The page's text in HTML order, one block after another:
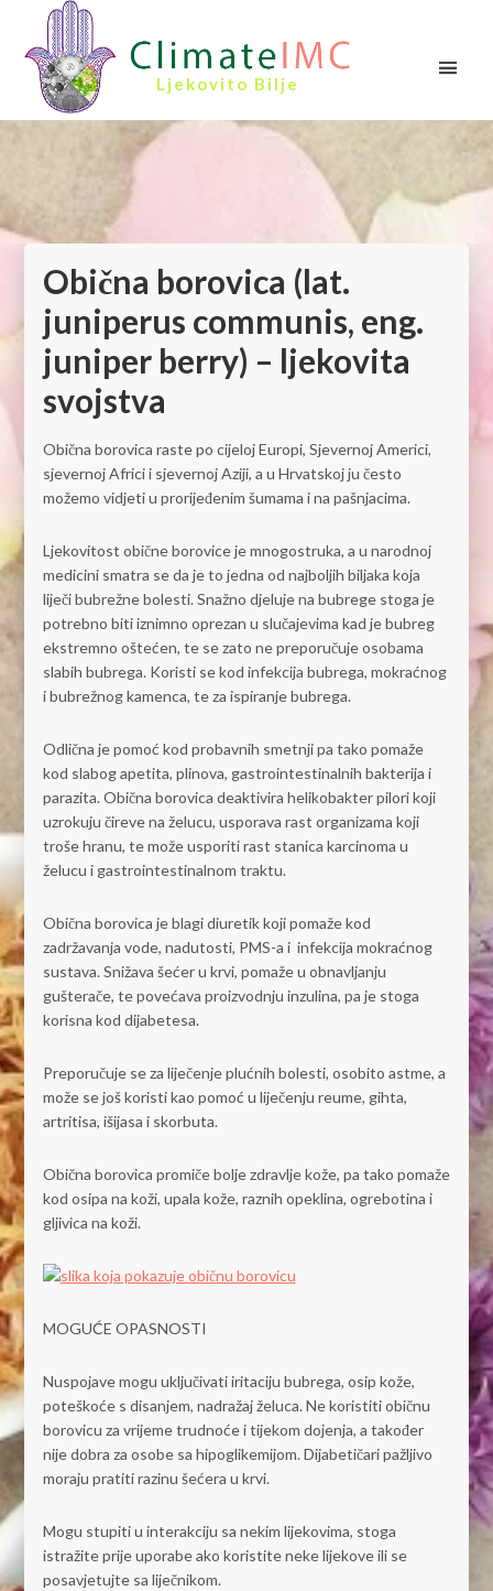
Ljekovito Bilje
Obična borovica (lat.
juniperus communis, eng.
juniper berry) – ljekovita
svojstva
Obična borovica raste po cijeloj Europi, Sjevernoj Americi,
sjevernoj Africi i sjevernoj Aziji, a u Hrvatskoj ju često
možemo vidjeti u prorijeđenim šumama i na pašnjacima.
Ljekovitost obične borovice je mnogostruka, a u narodnoj
medicini smatra se da je to jedna od najboljih biljaka koja
liječi bubrežne bolesti. Snažno djeluje na bubrege stoga je
potrebno biti iznimno oprezan u slučajevima kad je bubreg
ekstremno oštećen, te se zato ne preporučuje osobama
slabih bubrega. Koristi se kod infekcija bubrega, mokraćnog
i bubrežnog kamenca, te za ispiranje bubrega.
Odlična je pomoć kod probavnih smetnji pa tako pomaže
kod slabog apetita, plinova, gastrointestinalnih bakterija i
parazita. Obična borovica deaktivira helikobakter pilori koji
uzrokuju čireve na želucu, usporava rast organizama koji
troše hranu, te može usporiti rast stanica karcinoma u
želucu i gastrointestinalnom traktu.
Obična borovica je blagi diuretik koji pomaže kod
zadržavanja vode, nadutosti, PMS-a i infekcija mokraćnog
sustava. Snižava šećer u krvi, pomaže u obnavljanju
gušterače, te povećava proizvodnju inzulina, pa je stoga
korisna kod dijabetesa.
Preporučuje se za liječenje plućnih bolesti, osobito astme, a
može se još koristi kao pomoć u liječenju reume, gihta,
artritisa, išijasa i skorbuta.
Obična borovica promiče bolje zdravlje kože, pa tako pomaže
kod osipa na koži, upala kože, raznih opeklina, ogrebotina i
gljivica na koži.
MOGUĆE OPASNOSTI
Nuspojave mogu uključivati iritaciju bubrega, osip kože,
poteškoće s disanjem, nadražaj želuca. Ne koristiti običnu
borovicu za vrijeme trudnoće i tijekom dojenja, a također
nije dobra za osobe sa hipoglikemijom. Dijabetičari pažljivo
moraju pratiti razinu šećera u krvi.
Mogu stupiti u interakciju sa nekim lijekovima, stoga
istražite prije uporabe ako koristite neke lijekove ili se
posavjetujte sa liječnikom.